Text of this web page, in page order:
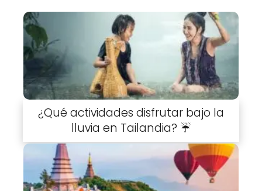
¿Qué actividades disfrutar bajo la
lluvia en Tailandia? ☔